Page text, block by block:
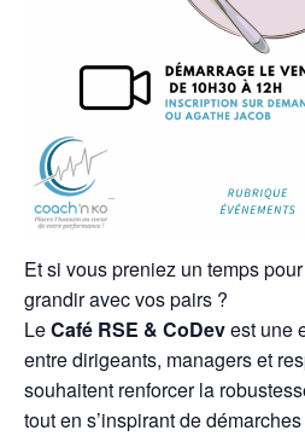
Et si vous preniez un temps
grandir avec vos pairs ?
LeCafé RSE & CoDevest une
entre dirigeants, managers et
souhaitent renforcer la
tout en s’inspirant de